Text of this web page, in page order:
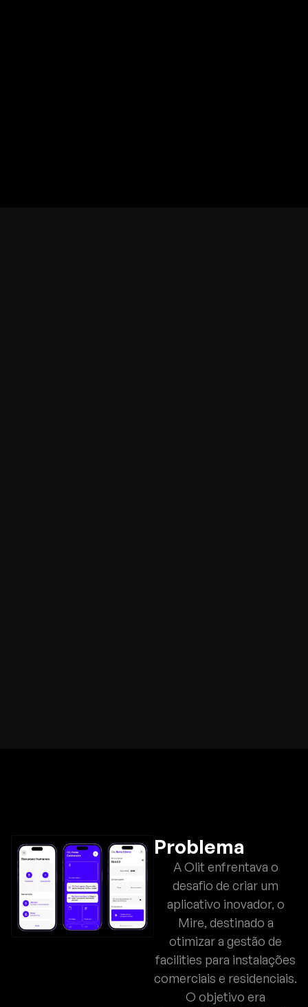
Problema
A Olit enfrentava o
desafio de criar um
aplicativo inovador, o
Mire, destinado a
otimizar a gestão de
facilities para instalações
comerciais e residenciais.
O objetivo era